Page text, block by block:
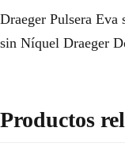
Draeger Pulsera
sin Níquel Draeger
Productos